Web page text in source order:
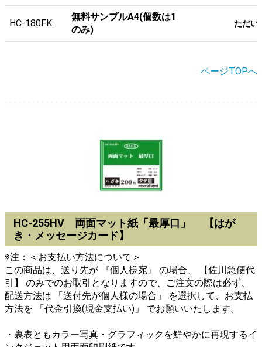
HC-180FK
無料サンプルA4(個数は1
のみ)
ただい
ページTOPへ
HC-255HV 両面マット紙「最厚口」 【はが
き・メッセージカード】
※注：＜お支払い方法について＞
この商品は、送り先が 『個人様宛』 の場合、 【佐川急便代
引】 のみでのお取引となりますので、ご注文の際は必ず、
配送方法は 「送付先が個人様の場合」 を選択して、お支払
方法を 「代金引換(現金支払い)」 でお願いいたします。
・裏表ともカラー写真・グラフィックを鮮やかに再現するイ